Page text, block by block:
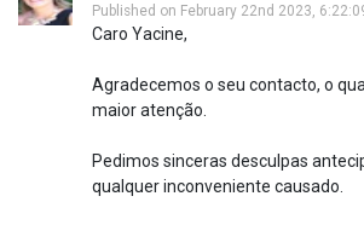
Published on February 22nd 2023,
Caro Yacine,
Agradecemos o seu contacto, o
maior atenção.
Pedimos sinceras desculpas
qualquer inconveniente causado.